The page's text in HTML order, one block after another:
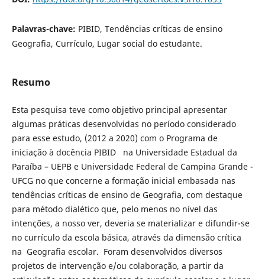
Palavras-chave: PIBID, Tendências críticas de ensino
Geografia, Currículo, Lugar social do estudante.
Resumo
Esta pesquisa teve como objetivo principal apresentar
algumas práticas desenvolvidas no período considerado
para esse estudo, (2012 a 2020) com o Programa de
iniciação à docência PIBID na Universidade Estadual da
Paraíba – UEPB e Universidade Federal de Campina Grande -
UFCG no que concerne a formação inicial embasada nas
tendências críticas de ensino de Geografia, com destaque
para método dialético que, pelo menos no nível das
intenções, a nosso ver, deveria se materializar e difundir-se
no currículo da escola básica, através da dimensão crítica
na Geografia escolar. Foram desenvolvidos diversos
projetos de intervenção e/ou colaboração, a partir da